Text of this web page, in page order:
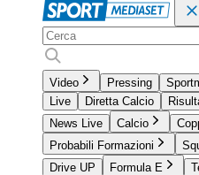
Video Pressing
Live
Diretta Calcio
News Live
Calcio
Probabili Formazioni
Drive UP
Formula E